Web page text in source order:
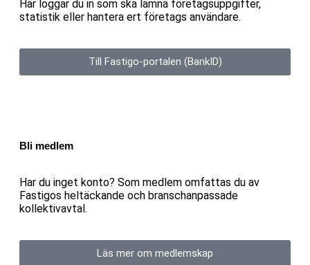
Här loggar du in som ska lämna företagsuppgifter,
statistik eller hantera ert företags användare.
Till Fastigo-portalen (BankID)
Bli medlem
Har du inget konto? Som medlem omfattas du av
Fastigos heltäckande och branschanpassade
kollektivavtal.
Läs mer om medlemskap